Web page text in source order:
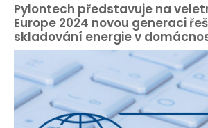
Pylontech představuje na
Europe 2024 novou generaci
skladování energie v